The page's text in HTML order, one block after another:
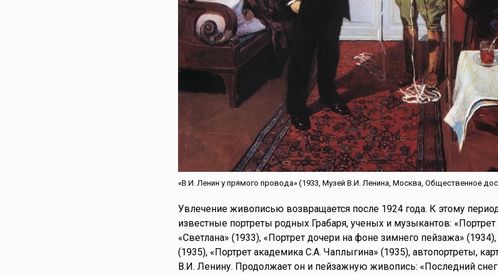
«В.И. Ленин у прямого провода» (1933, Музей В.И. Ленина, Москва, Общественное
Увлечение живописью возвращается после 1924 года. К этому
известные портреты родных Грабаря, ученых и музыкантов: «Портрет
«Светлана» (1933), «Портрет дочери на фоне зимнего пейзажа»
(1935), «Портрет академика С.А. Чаплыгина» (1935), автопортреты,
В.И. Ленину. Продолжает он и пейзажную живопись: «Последний